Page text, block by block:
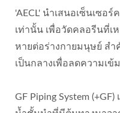
'AECL' นำเสนอเซ็นเซอ
เท่านั้น เพื่อวัดคลอรีนที่เ
หายต่อร่างกายมนุษย์ ส
เป็นกลางเพื่อลดความเ
GF Piping System